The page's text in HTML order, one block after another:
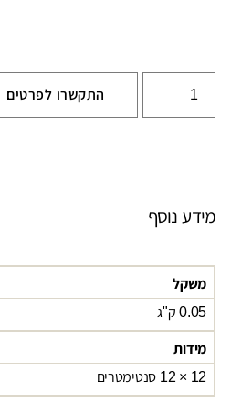
התקשרו לפרטים
מידע נוסף
משקל
0.05 ק"ג
מידות
12 × 12 סנטימטרים